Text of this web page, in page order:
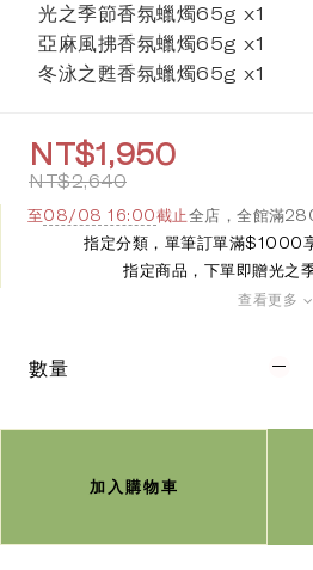
光之季節香氛蠟燭65g x1
亞麻風拂香氛蠟燭65g x1
冬泳之甦香氛蠟燭65g x1
NT$1,950
NT$2,640
至08/08 16:00截止全店，全館滿
指定分類，單筆訂單滿$1000
指定商品，下單即贈光之
查看更多
數量
加入購物車